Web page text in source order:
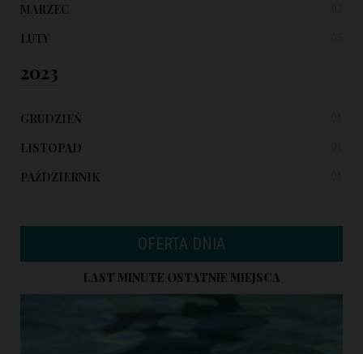
MARZEC
LUTY
2023
GRUDZIEŃ
LISTOPAD
PAŹDZIERNIK
OFERTA DNIA
LAST MINUTE OSTATNIE MIEJSCA